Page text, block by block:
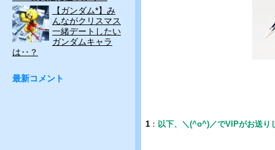
1 ： 以下、＼(^o^)／でVIPがお送り
【ガンダム*】み
んながクリスマス
一緒デートしたい
ガンダムキャラ
は‥？
最新コメント